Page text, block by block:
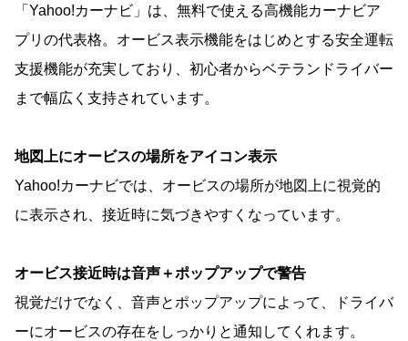
「Yahoo!カーナビ」は、無料で使える高機能カーナビア
プリの代表格。オービス表示機能をはじめとする安全運転
支援機能が充実しており、初心者からベテランドライバー
まで幅広く支持されています。
地図上にオービスの場所をアイコン表示
Yahoo!カーナビでは、オービスの場所が地図上に視覚的
に表示され、接近時に気づきやすくなっています。
オービス接近時は音声＋ポップアップで警告
視覚だけでなく、音声とポップアップによって、ドライバ
ーにオービスの存在をしっかりと通知してくれます。